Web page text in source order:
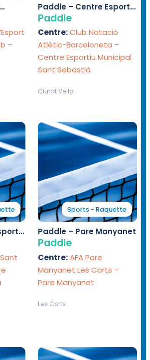
–
Paddle – Centre Esportiu
Municipal Sant Sebastià
Paddle
Centre:Club Natació
Atlètic-Barceloneta –
Centre Esportiu Municipal
Sant Sebastià
Ciutat Vella
Sports - Raquette
Paddle – Pare Manyanet
Paddle
Centre:AFA Pare
Manyanet Les Corts –
Pare Manyanet
Les Corts